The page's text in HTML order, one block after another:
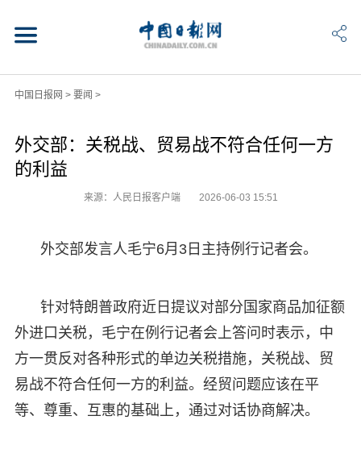
中国日报网 > 要闻 >
外交部：关税战、贸易战不符合任何一方
的利益
来源：人民日报客户端 2026-06-03 15:51
外交部发言人毛宁6月3日主持例行记者会。
针对特朗普政府近日提议对部分国家商品加征额
外进口关税，毛宁在例行记者会上答问时表示，中
方一贯反对各种形式的单边关税措施，关税战、贸
易战不符合任何一方的利益。经贸问题应该在平
等、尊重、互惠的基础上，通过对话协商解决。